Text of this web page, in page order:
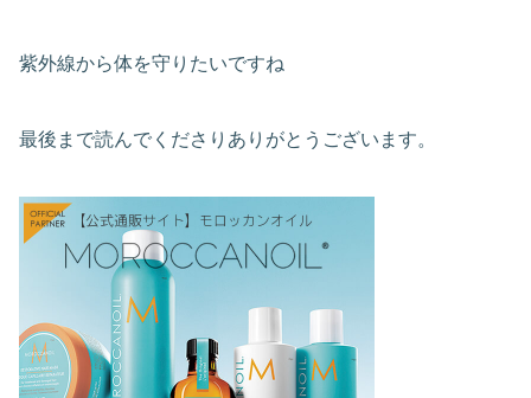
紫外線から体を守りたいですね
最後まで読んでくださりありがとうございます。